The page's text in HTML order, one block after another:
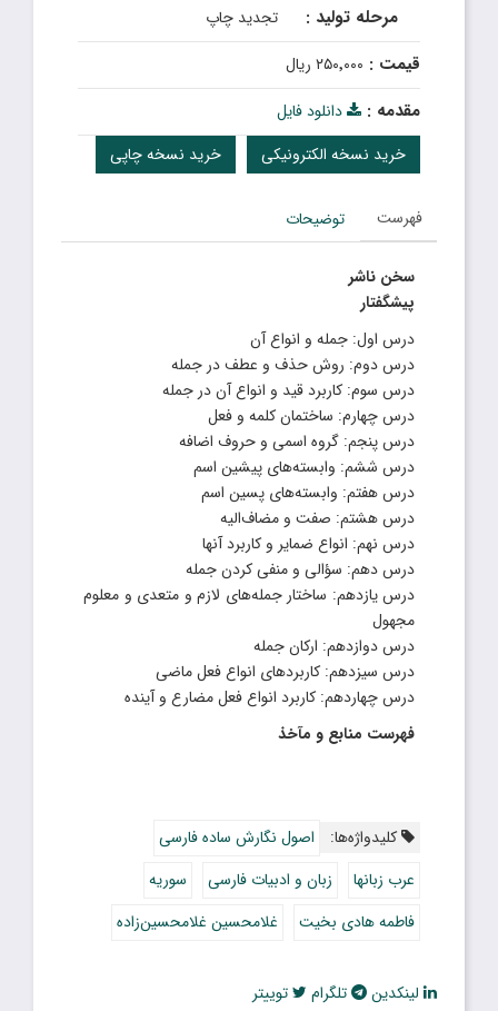
مرحله تولید : تجدید چاپ
قیمت : ۲۵۰٬۰۰۰ ریال
مقدمه :
دانلود فایل
خرید نسخه چاپی
خرید نسخه الکترونیکی
فهرست توضیحات
سخن ناشر
پیشگفتار
درس اول: جمله و انواع آن
درس دوم: روش حذف و عطف در جمله
درس سوم: کاربرد قید و انواع آن در جمله
درس چهارم: ساختمان کلمه و فعل
درس پنجم: گروه اسمی و حروف اضافه
درس ششم: وابسته‌های پیشین اسم
درس هفتم: وابسته‌های پسین اسم
درس هشتم: صفت و مضاف‌الیه
درس نهم: انواع ضمایر و کاربرد آنها
درس دهم: سؤالی و منفی کردن جمله
درس یازدهم: ساختار جمله‌های لازم و متعدی و معلوم
مجهول
درس دوازدهم: ارکان جمله‌
درس سیزدهم: کاربردهای انواع فعل ماضی
درس چهاردهم: کاربرد انواع فعل مضارع و آینده
فهرست منابع و مآخذ
کلیدواژه‌ها:
اصول نگارش ساده فارسی
عرب زبانها
زبان و ادبیات فارسی
سوریه
فاطمه هادی بخیت
غلامحسین غلامحسین‌زاده
لینکدین تلگرام توییتر